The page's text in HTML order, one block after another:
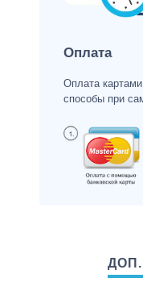
Оплата
Оплата
способы при